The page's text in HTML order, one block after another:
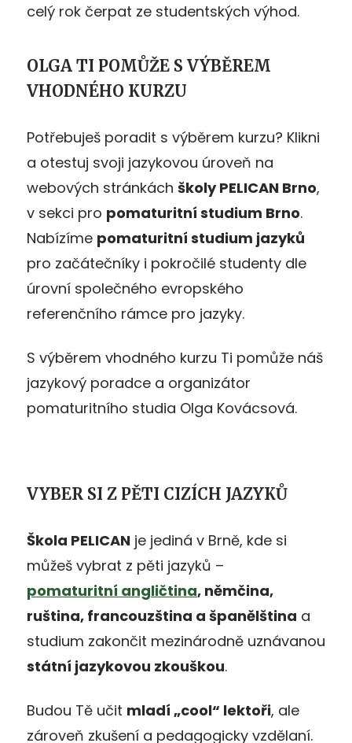
celý rok čerpat ze studentských výhod.
OLGA TI POMŮŽE S VÝBĚREM
VHODNÉHO KURZU
Potřebuješ poradit s výběrem kurzu? Klikni
a otestuj svoji jazykovou úroveň na
webových stránkách školy PELICAN Brno,
v sekci pro pomaturitní studium Brno.
Nabízíme pomaturitní studium jazyků
pro začátečníky i pokročilé studenty dle
úrovní společného evropského
referenčního rámce pro jazyky.
S výběrem vhodného kurzu Ti pomůže náš
jazykový poradce a organizátor
pomaturitního studia Olga Kovácsová.
VYBER SI Z PĚTI CIZÍCH JAZYKŮ
Škola PELICAN je jediná v Brně, kde si
můžeš vybrat z pěti jazyků –
pomaturitní angličtina, němčina,
ruština, francouzština a španělština a
studium zakončit mezinárodně uznávanou
státní jazykovou zkouškou.
Budou Tě učit mladí „cool“ lektoři, ale
zároveň zkušení a pedagogicky vzdělaní.